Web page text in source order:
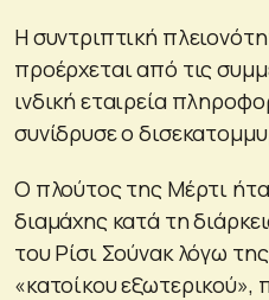
Η συντριπτική
προέρχεται από τις
ινδική εταιρεία
συνίδρυσε ο
Ο πλούτος της Μέρτι
διαμάχης κατά τη
του Ρίσι Σούνακ λόγω
«κατοίκου εξωτερικού»,